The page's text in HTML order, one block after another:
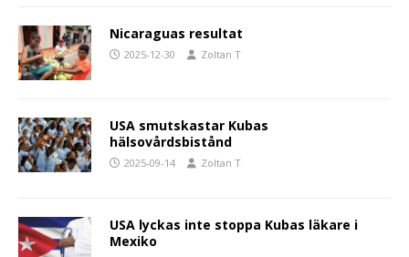
Nicaraguas resultat
2025-12-30 Zoltan T
USA smutskastar Kubas
hälsovårdsbistånd
2025-09-14 Zoltan T
USA lyckas inte stoppa Kubas läkare i
Mexiko